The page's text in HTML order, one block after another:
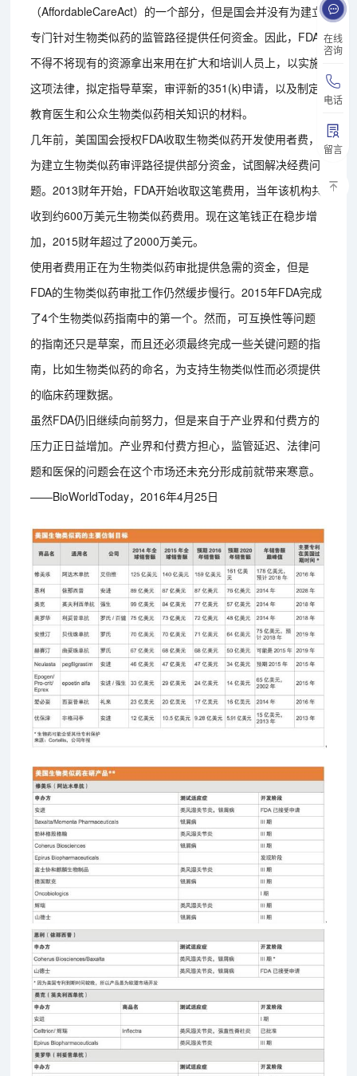
在线
咨询
电话
留言
（AffordableCareAct）的一个部分，但是国会并没有为建立
专门针对生物类似药的监管路径提供任何资金。因此，FDA
不得不将现有的资源拿出来用在扩大和培训人员上，以实施
这项法律，拟定指导草案，审评新的351(k)申请，以及制定
教育医生和公众生物类似药相关知识的材料。
几年前，美国国会授权FDA收取生物类似药开发使用者费，
为建立生物类似药审评路径提供部分资金，试图解决经费问
题。2013财年开始，FDA开始收取这笔费用，当年该机构共
收到约600万美元生物类似药费用。现在这笔钱正在稳步增
加，2015财年超过了2000万美元。
使用者费用正在为生物类似药审批提供急需的资金，但是
FDA的生物类似药审批工作仍然缓步慢行。2015年FDA完成
了4个生物类似药指南中的第一个。然而，可互换性等问题
的指南还只是草案，而且还必须最终完成一些关键问题的指
南，比如生物类似药的命名，为支持生物类似性而必须提供
的临床药理数据。
虽然FDA仍旧继续向前努力，但是来自于产业界和付费方的
压力正日益增加。产业界和付费方担心，监管延迟、法律问
题和医保的问题会在这个市场还未充分形成前就带来寒意。
——BioWorldToday，2016年4月25日